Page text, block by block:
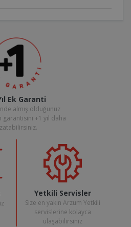
Ek Garanti
almış olduğunuz
garantisini +1 yıl daha
Yetkili Servisler
Size en yakın Arzum Yetkili
servislerine kolayca
ulaşabilirsiniz